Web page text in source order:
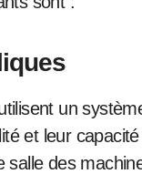
un
et leur
salle des